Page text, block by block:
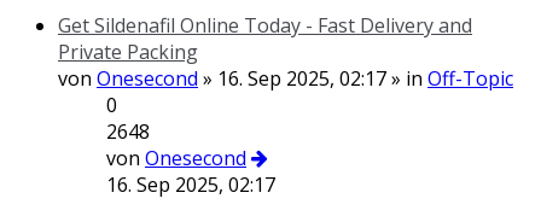
Get Sildenafil Online Today - Fast Delivery and
Private Packing
von Onesecond » 16. Sep 2025, 02:17 » in Off-Topic
0
2648
von Onesecond
16. Sep 2025, 02:17